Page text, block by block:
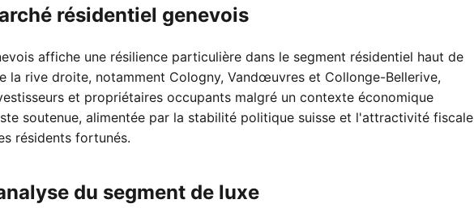
résidentiel genevois
affiche une résilience particulière dans le segment résidentiel haut de
la rive droite, notamment Cologny, Vandœuvres et Collonge-Bellerive,
et propriétaires occupants malgré un contexte économique
soutenue, alimentée par la stabilité politique suisse et l'attractivité fiscale
résidents fortunés.
du segment de luxe